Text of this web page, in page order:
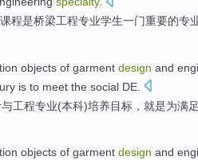
课程是桥梁工程专业学生一门重要的专
objects of garment design and
is to meet the social DE.
与工程专业(本科)培养目标 ， 就是为满足
objects of garment design and